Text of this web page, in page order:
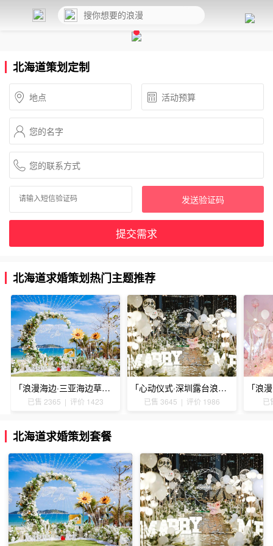
北海道策划定制
发送验证码
提交需求
北海道求婚策划热门主题推荐
「浪漫海边·三亚海边草坪浪漫求婚」
已售 2365 | 评价 1423
「心动仪式·深圳露台浪漫求婚」
已售 3645 | 评价 1986 已
北海道求婚策划套餐